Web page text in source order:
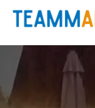
Skip